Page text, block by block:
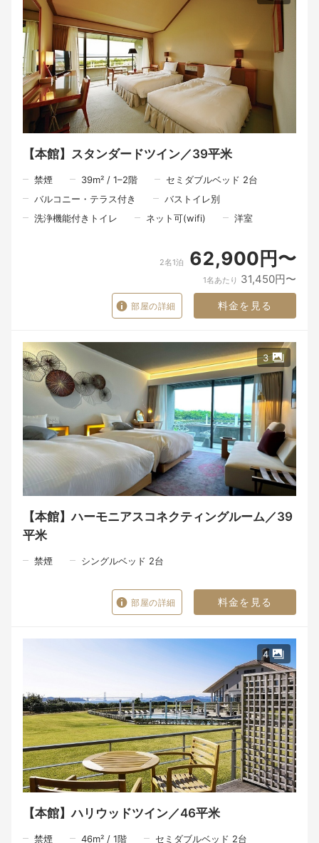
みください。
【夕食】
時間：《一部》17:30～ 《二部》19:00～（二部制）
ホテルアナガスペシャリテの玉葱の塩釜焼きを含んだ淡路島の旬
素材の魅力を最大限に引き出し繊細に仕上げた特別コース。
～デギュスタシオンコース・ある夏の日の一例～
鱧のポッシェ パプリカクーリーとピペラード
鱧の炙りとモロヘイヤスープ
真鯛の天火焼き オニオンクリームと空心菜
鮑のスペシャリテ
デザート
時間：7:00～10:00（L.O. 9:30）
朝日が差し込む絶景ダイニングから鳴門海峡を望み、
淡路島の恵みを味わう「御食国を巡る和朝食」。
地元食材を贅沢に使った朝のひとときが心地よい一日を彩る。
＜質問1＞夕食希望時間：17:30～／19:00～
＜質問2＞アレルギーがあれば人数含め詳細をご記入ください。
【本館】スタンダードツイン／39平米
禁煙 39m² / 1–2階
セミダブルベッド 2台
バルコニー・テラス付き
バストイレ別
洗浄機能付きトイレ
ネット可(wifi) 洋室
2名1泊 62,900円〜
1名あたり 31,450円〜
部屋の詳細 料金を見る
3
【本館】ハーモニアスコネクティングルーム／39
平米
禁煙 シングルベッド 2台
部屋の詳細 料金を見る
4
【本館】ハリウッドツイン／46平米
禁煙 46m² / 1階 セミダブルベッド 2台